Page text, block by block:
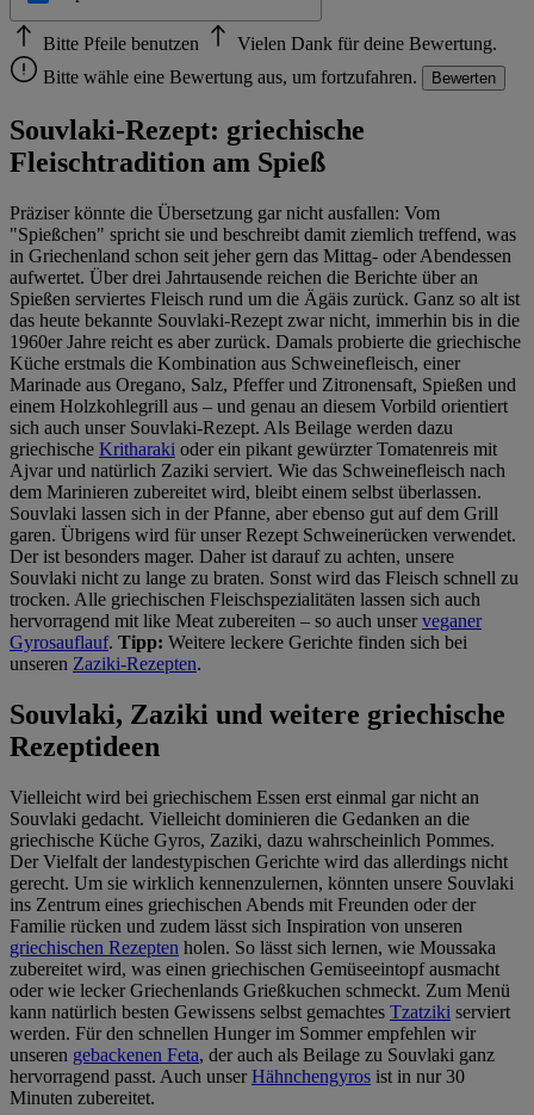
Bitte Pfeile benutzen
Vielen Dank für deine Bewertung.
Bitte wähle eine Bewertung aus, um fortzufahren.
Bewerten
Souvlaki-Rezept: griechische
Fleischtradition am Spieß
Präziser könnte die Übersetzung gar nicht ausfallen: Vom
"Spießchen" spricht sie und beschreibt damit ziemlich treffend, was
in Griechenland schon seit jeher gern das Mittag- oder Abendessen
aufwertet. Über drei Jahrtausende reichen die Berichte über an
Spießen serviertes Fleisch rund um die Ägäis zurück. Ganz so alt ist
das heute bekannte Souvlaki-Rezept zwar nicht, immerhin bis in die
1960er Jahre reicht es aber zurück. Damals probierte die griechische
Küche erstmals die Kombination aus Schweinefleisch, einer
Marinade aus Oregano, Salz, Pfeffer und Zitronensaft, Spießen und
einem Holzkohlegrill aus – und genau an diesem Vorbild orientiert
sich auch unser Souvlaki-Rezept. Als Beilage werden dazu
griechische Kritharaki oder ein pikant gewürzter Tomatenreis mit
Ajvar und natürlich Zaziki serviert. Wie das Schweinefleisch nach
dem Marinieren zubereitet wird, bleibt einem selbst überlassen.
Souvlaki lassen sich in der Pfanne, aber ebenso gut auf dem Grill
garen. Übrigens wird für unser Rezept Schweinerücken verwendet.
Der ist besonders mager. Daher ist darauf zu achten, unsere
Souvlaki nicht zu lange zu braten. Sonst wird das Fleisch schnell zu
trocken. Alle griechischen Fleischspezialitäten lassen sich auch
hervorragend mit like Meat zubereiten – so auch unserveganer
Gyrosauflauf. Tipp: Weitere leckere Gerichte finden sich bei
unseren Zaziki-Rezepten.
Souvlaki, Zaziki und weitere griechische
Rezeptideen
Vielleicht wird bei griechischem Essen erst einmal gar nicht an
Souvlaki gedacht. Vielleicht dominieren die Gedanken an die
griechische Küche Gyros, Zaziki, dazu wahrscheinlich Pommes.
Der Vielfalt der landestypischen Gerichte wird das allerdings nicht
gerecht. Um sie wirklich kennenzulernen, könnten unsere Souvlaki
ins Zentrum eines griechischen Abends mit Freunden oder der
Familie rücken und zudem lässt sich Inspiration von unseren
griechischen Rezepten holen. So lässt sich lernen, wie Moussaka
zubereitet wird, was einen griechischen Gemüseeintopf ausmacht
oder wie lecker Griechenlands Grießkuchen schmeckt. Zum Menü
kann natürlich besten Gewissens selbst gemachtes Tzatziki serviert
werden. Für den schnellen Hunger im Sommer empfehlen wir
unseren gebackenen Feta, der auch als Beilage zu Souvlaki ganz
hervorragend passt. Auch unserHähnchengyros ist in nur 30
Minuten zubereitet.